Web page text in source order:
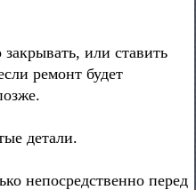
или ставить
ремонт будет
детали.
непосредственно перед